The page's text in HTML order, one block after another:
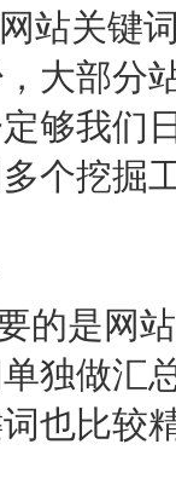
站关键
大部分
够我们
个挖掘
的是网
独做汇
也比较